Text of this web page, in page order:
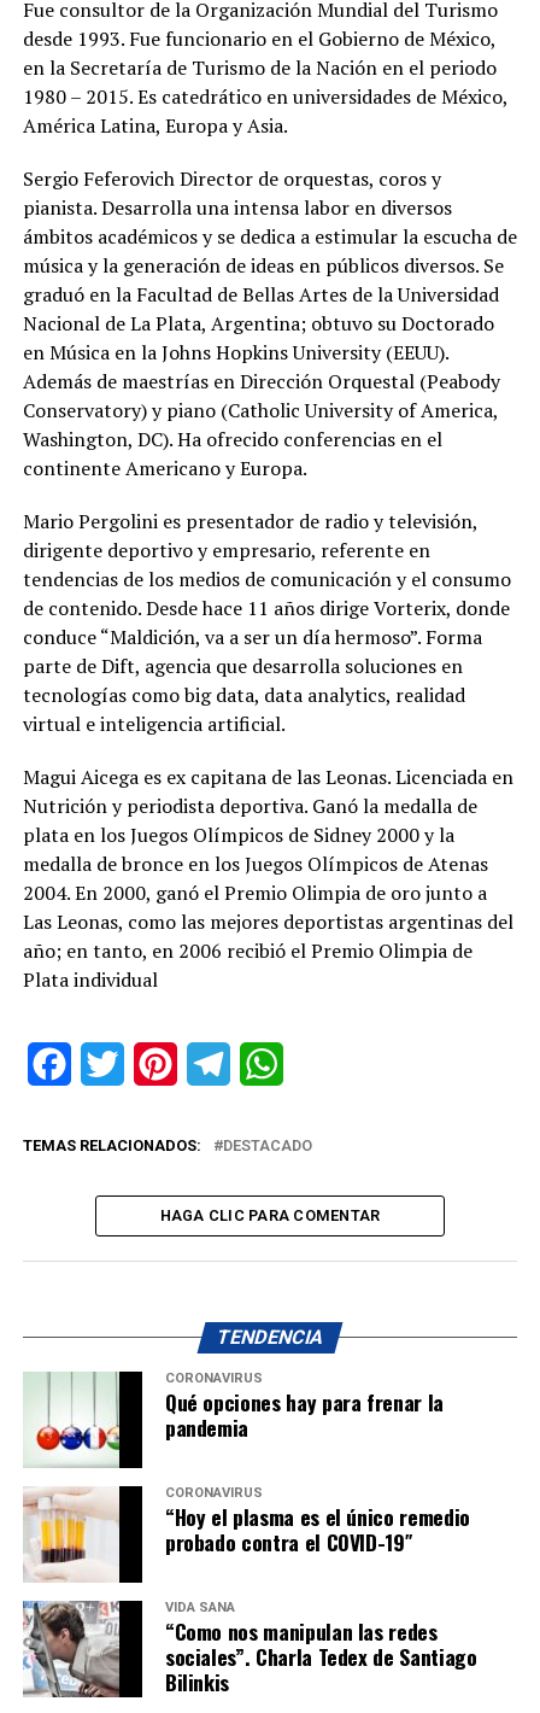
Fue consultor de la Organización Mundial del Turismo
desde 1993. Fue funcionario en el Gobierno de México,
en la Secretaría de Turismo de la Nación en el periodo
1980 – 2015. Es catedrático en universidades de México,
América Latina, Europa y Asia.
Sergio Feferovich Director de orquestas, coros y
pianista. Desarrolla una intensa labor en diversos
ámbitos académicos y se dedica a estimular la escucha de
música y la generación de ideas en públicos diversos. Se
graduó en la Facultad de Bellas Artes de la Universidad
Nacional de La Plata, Argentina; obtuvo su Doctorado
en Música en la Johns Hopkins University (EEUU).
Además de maestrías en Dirección Orquestal (Peabody
Conservatory) y piano (Catholic University of America,
Washington, DC). Ha ofrecido conferencias en el
continente Americano y Europa.
Mario Pergolini es presentador de radio y televisión,
dirigente deportivo y empresario, referente en
tendencias de los medios de comunicación y el consumo
de contenido. Desde hace 11 años dirige Vorterix, donde
conduce “Maldición, va a ser un día hermoso”. Forma
parte de Dift, agencia que desarrolla soluciones en
tecnologías como big data, data analytics, realidad
virtual e inteligencia artificial.
Magui Aicega es ex capitana de las Leonas. Licenciada en
Nutrición y periodista deportiva. Ganó la medalla de
plata en los Juegos Olímpicos de Sidney 2000 y la
medalla de bronce en los Juegos Olímpicos de Atenas
2004. En 2000, ganó el Premio Olimpia de oro junto a
Las Leonas, como las mejores deportistas argentinas del
año; en tanto, en 2006 recibió el Premio Olimpia de
Plata individual
FacebookTwitter PinterestTelegram
TEMAS RELACIONADOS: DESTACADO
HAGA CLIC PARA COMENTAR
TENDENCIA
CORONAVIRUS
Qué opciones hay para frenar la
pandemia
CORONAVIRUS
“Hoy el plasma es el único remedio
probado contra el COVID-19″
VIDA SANA
“Como nos manipulan las redes
sociales”. Charla Tedex de Santiago
Bilinkis